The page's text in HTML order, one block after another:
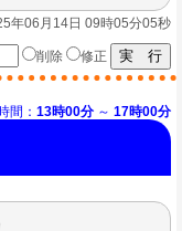
年06月14日 09時05分05秒
削除 修正
間： 13時00分 ～ 17時00分